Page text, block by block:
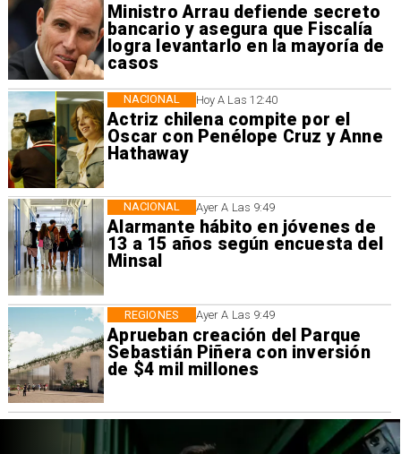
Ministro Arrau defiende secreto
bancario y asegura que Fiscalía
logra levantarlo en la mayoría de
casos
Hoy A Las 12:40
Actriz chilena compite por el
Oscar con Penélope Cruz y Anne
Hathaway
NACIONAL
Ayer A Las 9:49
Alarmante hábito en jóvenes de
13 a 15 años según encuesta del
Minsal
NACIONAL
Ayer A Las 9:49
Aprueban creación del Parque
Sebastián Piñera con inversión
de $4 mil millones
REGIONES